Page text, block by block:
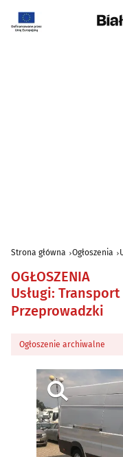
Strona główna Ogłoszenia
OGŁOSZENIA
Usługi:
Przeprowadzki
Ogłoszenie archiwalne